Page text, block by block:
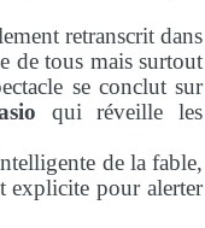
retranscrit dans
de tous mais surtout
se conclut sur
qui réveille les
de la fable,
explicite pour alerter